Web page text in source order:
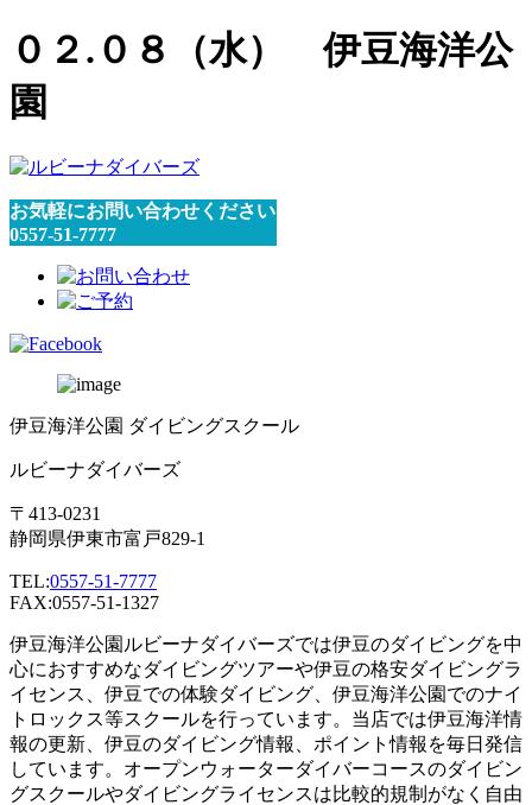
０２.０８（水） 伊豆海洋公
園
お気軽にお問い合わせください
0557-51-7777
伊豆海洋公園 ダイビングスクール
ルビーナダイバーズ
〒413-0231
静岡県伊東市富戸829-1
TEL:0557-51-7777
FAX:0557-51-1327
伊豆海洋公園ルビーナダイバーズでは伊豆のダイビングを中
心におすすめなダイビングツアーや伊豆の格安ダイビングラ
イセンス、伊豆での体験ダイビング、伊豆海洋公園でのナイ
トロックス等スクールを行っています。当店では伊豆海洋情
報の更新、伊豆のダイビング情報、ポイント情報を毎日発信
しています。オープンウォーターダイバーコースのダイビン
グスクールやダイビングライセンスは比較的規制がなく自由